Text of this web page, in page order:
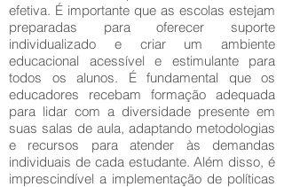
efetiva. É importante que as escolas estejam
preparadas para oferecer suporte
individualizado e criar um ambiente
educacional acessível e estimulante para
todos os alunos. É fundamental que os
educadores recebam formação adequada
para lidar com a diversidade presente em
suas salas de aula, adaptando metodologias
e recursos para atender às demandas
individuais de cada estudante. Além disso, é
imprescindível a implementação de políticas